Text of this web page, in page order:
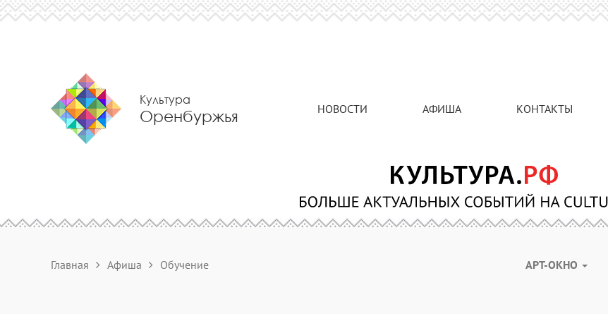
Культура
Оренбуржья НОВОСТИ АФИША КОНТАКТЫ
Главная Афиша Обучение АРТ-ОКНО